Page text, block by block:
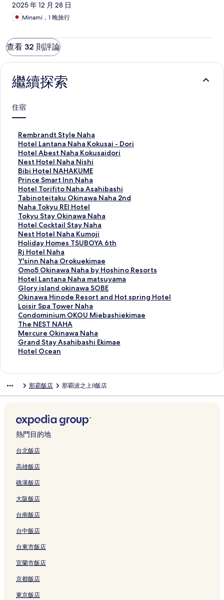
2025 年 12 月 28 日
Minami，1 晚旅行
查看 32 則評論
繼續探索
住宿
Rembrandt Style Naha
R
e
m
b
r
a
n
d
t
S
t
y
l
e
N
a
h
a
的
連
結
Hotel Lantana Naha Kokusai - Dori
H
o
t
e
l
L
a
n
t
a
n
a
N
a
h
a
K
o
k
u
s
a
i
-
的
Hotel Abest Naha Kokusaidori
H
o
t
e
l
A
b
e
s
t
N
a
h
a
K
o
k
u
s
a
i
d
o
連
結
Nest Hotel Naha Nishi
N
e
s
t
H
o
t
e
l
N
a
h
a
N
i
s
h
i
的
連
結
Bibi Hotel NAHAKUME
B
i
b
i
H
o
t
e
l
N
A
H
A
K
U
M
E
的
連
結
Prince Smart Inn Naha
P
r
i
n
c
e
S
m
a
r
t
I
n
n
N
a
h
a
的
連
Hotel Torifito Naha Asahibashi
H
o
t
e
l
T
o
r
i
f
i
t
o
N
a
h
a
A
s
a
i
的
連
結
Tabinoteitaku Okinawa Naha 2nd
T
a
b
i
n
o
t
e
i
t
a
k
u
O
k
i
n
a
h
n
d
的
連
Naha Tokyu REI Hotel
N
a
h
a
T
o
k
y
u
R
E
I
H
o
t
e
l
Tokyu Stay Okinawa Naha
T
o
k
y
u
S
t
a
y
O
k
i
n
a
w
a
的
Hotel Cocktail Stay Naha
H
o
t
e
l
C
o
c
k
t
a
i
l
S
t
h
連
結
Nest Hotel Naha Kumoji
N
e
s
t
H
o
t
e
l
N
a
h
a
K
i
結
Holiday Homes TSUBOYA 6th
H
o
l
i
d
a
y
H
o
m
e
s
T
O
Y
t
h
的
連
Rj Hotel Naha
R
j
H
o
t
e
l
N
a
h
a
的
Y'sinn Naha Orokuekimae
Y
'
s
i
n
n
N
a
h
a
O
e
m
a
e
的
結
Omo5 Okinawa Naha by Hoshino Resorts
O
m
o
5
O
k
i
n
a
w
a
H
o
s
h
n
R
e
s
o
t
的
連
結
Hotel Lantana Naha matsuyama
H
o
t
e
l
L
a
n
t
a
m
a
t
s
y
m
a
的
連
Glory island okinawa SOBE
G
l
o
r
y
i
s
l
k
a
w
a
S
B
的
連
結
Okinawa Hinode Resort and Hot spring Hotel
O
k
i
n
a
w
a
d
e
s
o
r
a
d
H
o
t
p
i
n
g
H
o
t
Loisir Spa Tower Naha
L
o
i
s
i
r
o
r
N
a
h
的
結
Condominium OKOU Miebashiekimae
C
o
n
d
o
u
K
O
U
M
e
a
s
h
i
k
m
a
e
的
連
結
The NEST NAHA
T
h
e
N
A
的
連
結
Mercure Okinawa Naha
M
e
r
O
n
a
w
a
a
a
的
連
結
Grand Stay Asahibashi Ekimae
G
r
t
A
s
a
h
b
s
h
i
E
i
a
e
的
連
結
Hotel Ocean
H
O
a
n
的
連
那霸飯店 那覇波之上Ⅱ飯店
熱門目的地
台北飯店
高雄飯店
礁溪飯店
大阪飯店
台南飯店
台中飯店
台東市飯店
宜蘭市飯店
京都飯店
東京飯店